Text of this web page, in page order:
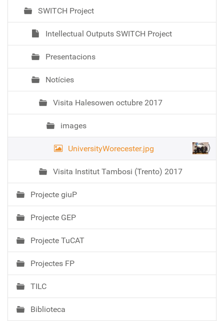
SWITCH Project
Intellectual Outputs SWITCH Project
Presentacions
Notícies
Visita Halesowen octubre 2017
images
UniversityWorecester.jpg
Visita Institut Tambosi (Trento) 2017
Projecte giuP
Projecte GEP
Projecte TuCAT
Projectes FP
TILC
Biblioteca